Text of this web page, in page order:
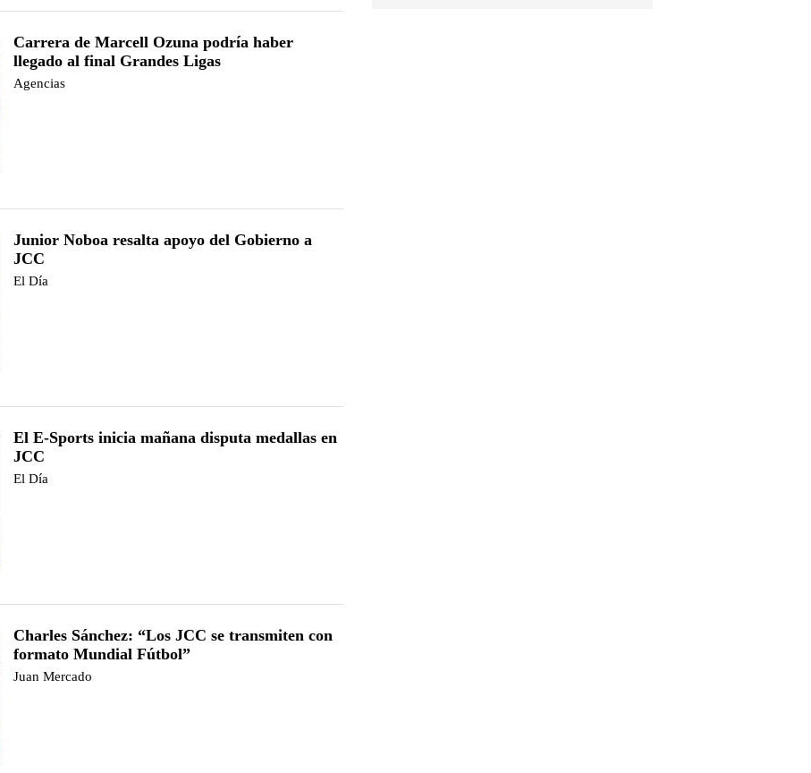
Carrera de Marcell Ozuna podría haber
llegado al final Grandes Ligas
Agencias
Junior Noboa resalta apoyo del Gobierno a
JCC
El Día
El E-Sports inicia mañana disputa medallas en
JCC
El Día
Charles Sánchez: “Los JCC se transmiten con
formato Mundial Fútbol”
Juan Mercado